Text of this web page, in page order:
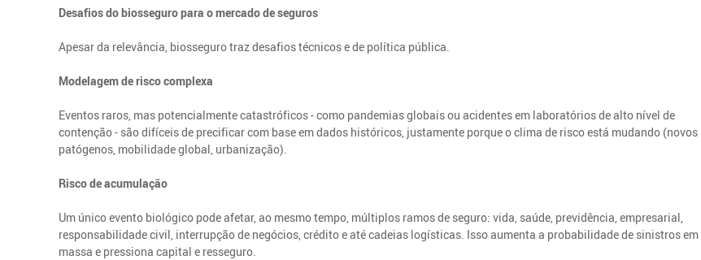
Desafios do biosseguro para o mercado de seguros
Apesar da relevância, biosseguro traz desafios técnicos e de política pública.
Modelagem de risco complexa
Eventos raros, mas potencialmente catastróficos - como pandemias globais ou acidentes em laboratórios de alto nível de
contenção - são difíceis de precificar com base em dados históricos, justamente porque o clima de risco está mudando (novos
patógenos, mobilidade global, urbanização).
Risco de acumulação
Um único evento biológico pode afetar, ao mesmo tempo, múltiplos ramos de seguro: vida, saúde, previdência, empresarial,
responsabilidade civil, interrupção de negócios, crédito e até cadeias logísticas. Isso aumenta a probabilidade de sinistros em
massa e pressiona capital e resseguro.